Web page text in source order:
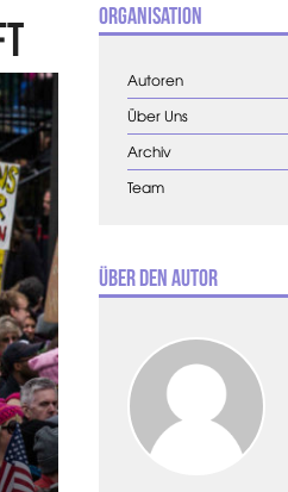
Organisation
Autoren
Über Uns
Archiv
Team
Über den Autor